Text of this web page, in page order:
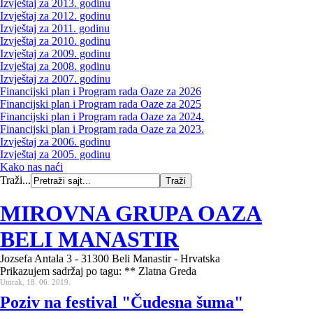
Izvještaj za 2013. godinu
Izvještaj za 2012. godinu
Izvještaj za 2011. godinu
Izvještaj za 2010. godinu
Izvještaj za 2009. godinu
Izvještaj za 2008. godinu
Izvještaj za 2007. godinu
Financijski plan i Program rada Oaze za 2026
Financijski plan i Program rada Oaze za 2025
Financijski plan i Program rada Oaze za 2024.
Financijski plan i Program rada Oaze za 2023.
Izvještaj za 2006. godinu
Izvještaj za 2005. godinu
Kako nas naći
Traži...
MIROVNA GRUPA OAZA
BELI MANASTIR
Jozsefa Antala 3 - 31300 Beli Manastir - Hrvatska
Prikazujem sadržaj po tagu: ** Zlatna Greda
Utorak, 18. 06. 2019.
Poziv na festival "Čudesna šuma"